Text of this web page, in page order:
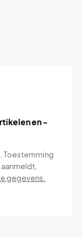
en -
Toestemming
gegevens.